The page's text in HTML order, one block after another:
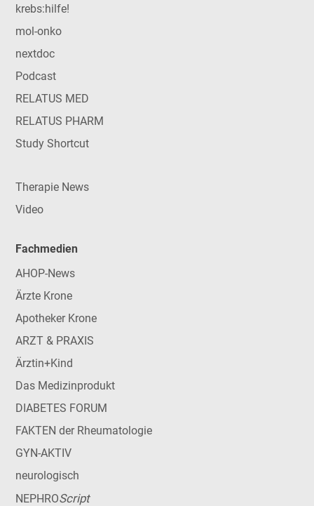
krebs:hilfe!
mol-onko
nextdoc
Podcast
RELATUS MED
RELATUS PHARM
Study Shortcut
Therapie News
Video
Fachmedien
AHOP-News
Ärzte Krone
Apotheker Krone
ARZT & PRAXIS
Ärztin+Kind
Das Medizinprodukt
DIABETES FORUM
FAKTEN der Rheumatologie
GYN-AKTIV
neurologisch
NEPHROScript